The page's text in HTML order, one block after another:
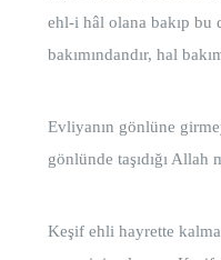
ehl-i hâl olana bakıp bu
bakımındandır, hal
Evliyanın gönlüne
gönlünde taşıdığı
Keşif ehli hayrette